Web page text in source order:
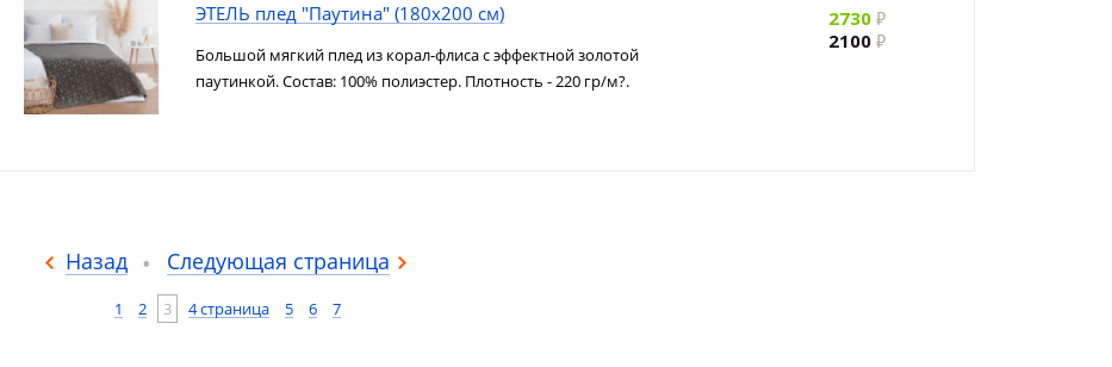
ЭТЕЛЬ плед "Паутина" (180х200 см)
Большой мягкий плед из корал-флиса с эффектной золотой
паутинкой. Состав: 100% полиэстер. Плотность - 220 гр/м?.
2730
2100
Назад Следующая страница
1 2 3 4 страница 5 6 7